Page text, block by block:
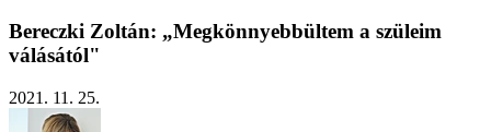
Bereczki Zoltán: „Megkönnyebbültem a szüleim
válásától"
2021. 11. 25.